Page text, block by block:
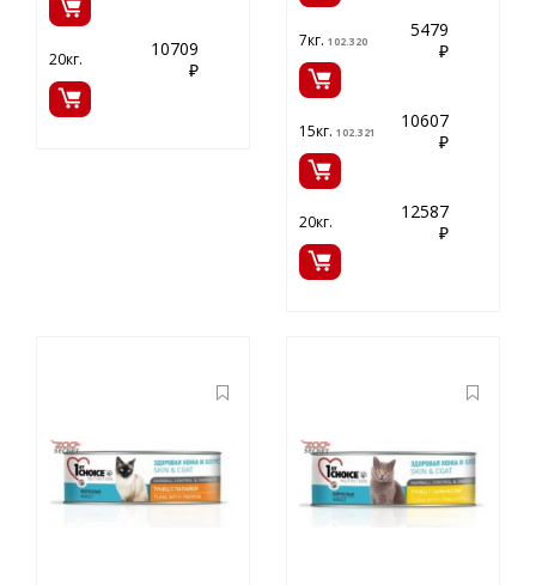
20кг.
10709
₽
7кг. 102.320
5479
₽
15кг. 102.321
10607
₽
20кг.
12587
₽